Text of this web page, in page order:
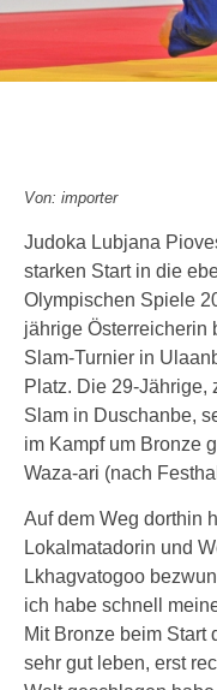
Von: importer
Judoka Lubjana
starken Start in die
Olympischen Spiele
jährige Österreicherin
Slam-Turnier in
Platz. Die 29-Jährige,
Slam in Duschanbe,
im Kampf um Bronze
Waza-ari (nach
Auf dem Weg dorthin
Lokalmatadorin und
Lkhagvatogoo
ich habe schnell
Mit Bronze beim Start
sehr gut leben, erst